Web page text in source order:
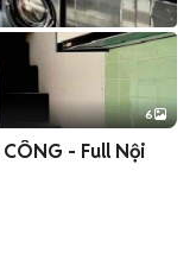
+2
6
- Full Nội